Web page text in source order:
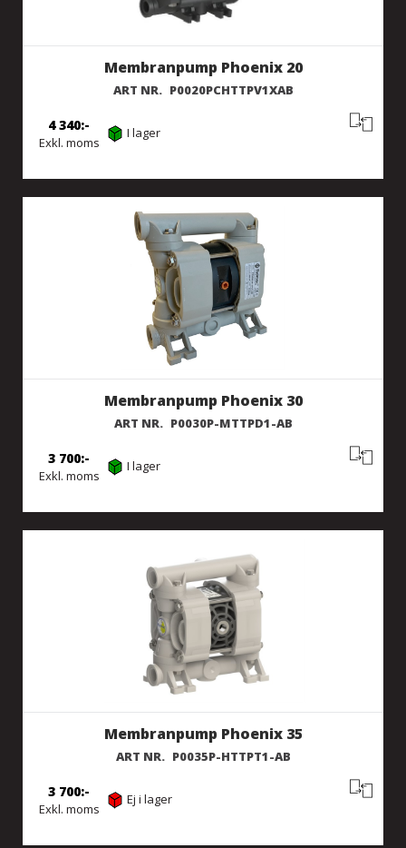
Membranpump Phoenix 20
ART NR. P0020PCHTTPV1XAB
Exkl. moms
4 340 I lager
Membranpump Phoenix 30
ART NR. P0030P-MTTPD1-AB
Exkl. moms
3 700 I lager
Membranpump Phoenix 35
ART NR. P0035P-HTTPT1-AB
Exkl. moms
3 700 Ej i lager